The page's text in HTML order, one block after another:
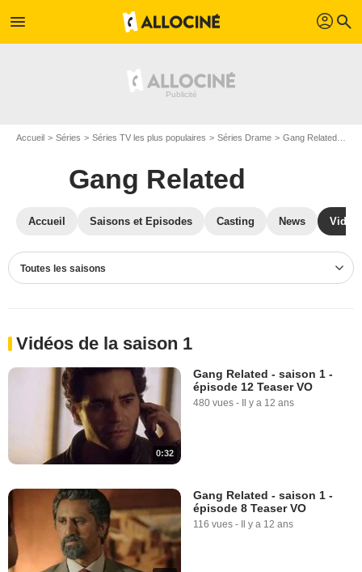
menu profil search
Accueil Séries Séries TV les plus populaires Séries Drame Gang Related
Gang Related
Accueil Saisons et Episodes Casting News
Toutes les saisons
Vidéos de la saison 1
0:32
Gang Related - saison 1 -
épisode 12 Teaser VO
480 vues - Il y a 12 ans
Gang Related - saison 1 -
épisode 8 Teaser VO
116 vues - Il y a 12 ans